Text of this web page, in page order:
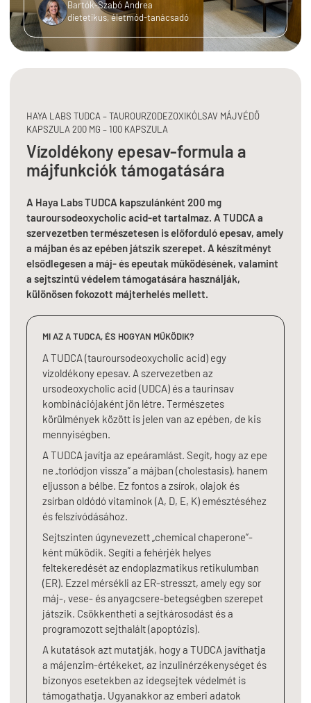
Bartók-Szabó Andrea
dietetikus, életmód-tanácsadó
HAYA LABS TUDCA – TAUROURZODEZOXIKÓLSAV MÁJVÉDŐ
KAPSZULA 200 MG – 100 KAPSZULA
Vízoldékony epesav-formula a
májfunkciók támogatására
A Haya Labs TUDCA kapszulánként 200 mg
tauroursodeoxycholic acid-et tartalmaz. A TUDCA a
szervezetben természetesen is előforduló epesav, amely
a májban és az epében játszik szerepet. A készítményt
elsődlegesen a máj- és epeutak működésének, valamint
a sejtszintű védelem támogatására használják,
különösen fokozott májterhelés mellett.
MI AZ A TUDCA, ÉS HOGYAN MŰKÖDIK?
A TUDCA (tauroursodeoxycholic acid) egy
vízoldékony epesav. A szervezetben az
ursodeoxycholic acid (UDCA) és a taurinsav
kombinációjaként jön létre. Természetes
körülmények között is jelen van az epében, de kis
mennyiségben.
A TUDCA javítja az epeáramlást. Segít, hogy az epe
ne „torlódjon vissza” a májban (cholestasis), hanem
eljusson a bélbe. Ez fontos a zsírok, olajok és
zsírban oldódó vitaminok (A, D, E, K) emésztéséhez
és felszívódásához.
Sejtszinten úgynevezett „chemical chaperone”-
ként működik. Segíti a fehérjék helyes
feltekeredését az endoplazmatikus retikulumban
(ER). Ezzel mérsékli az ER-stresszt, amely egy sor
máj-, vese- és anyagcsere-betegségben szerepet
játszik. Csökkentheti a sejtkárosodást és a
programozott sejthalált (apoptózis).
A kutatások azt mutatják, hogy a TUDCA javíthatja
a májenzim-értékeket, az inzulinérzékenységet és
bizonyos esetekben az idegsejtek védelmét is
támogathatja. Ugyanakkor az emberi adatok